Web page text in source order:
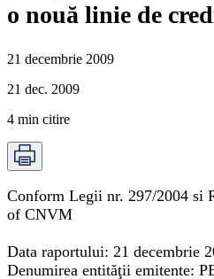
o nouă linie de
21 decembrie 2009
21 dec. 2009
4 min citire
Conform Legii nr. 297/2004 si
of CNVM
Data raportului: 21 decembrie
Denumirea entităţii emitente: